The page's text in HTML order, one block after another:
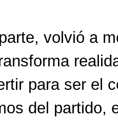
volvió a
para ser el
del partido,